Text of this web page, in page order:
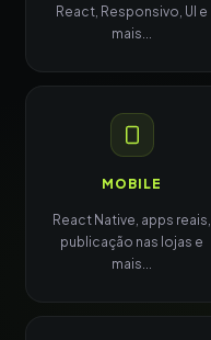
React, Responsivo, UI e
mais...
MOBILE
React Native, apps reais,
publicação nas lojas e
mais...